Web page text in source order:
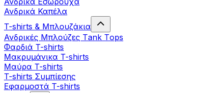
Ανδρικά Καπέλα
T-shirts & Μπλουζάκια
Ανδρικές Mπλούζες Τank Τops
Φαρδιά T-shirts
Μακρυμάνικα T-shirts
Μαύρα T-shirts
T-shirts Συμπίεσης
Εφαρμοστά T-shirts